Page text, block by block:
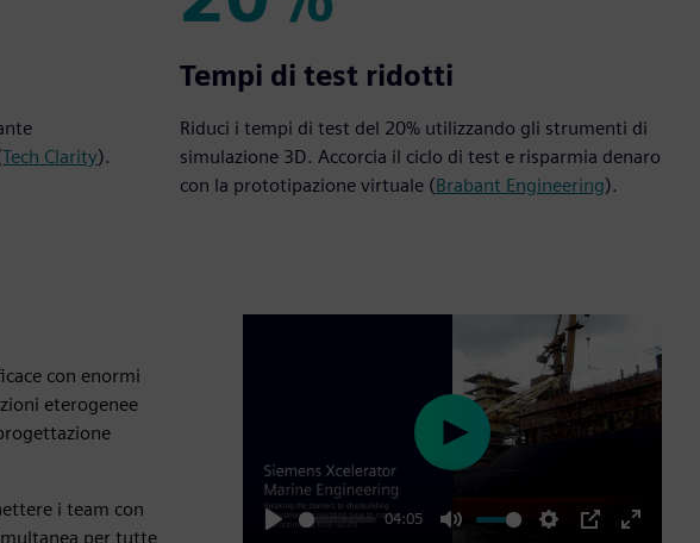
Tech Clarity).
20%
Tempi di test ridotti
Riduci i tempi di test del 20% utilizzando gli strumenti di
simulazione 3D. Accorcia il ciclo di test e risparmia denaro
con la prototipazione virtuale (Brabant Engineering).
con enormi
eterogenee
i team con
per tutte
04:05
Play